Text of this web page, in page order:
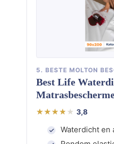
5. BESTE MOLTON
Best Life
3,8
Waterdicht en